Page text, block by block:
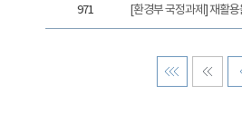
971 [환경부 국정과제] 재활